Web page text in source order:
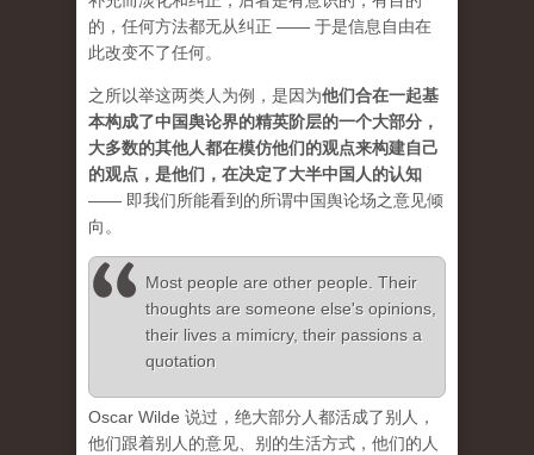
的，任何方法都无从纠正 —— 于是信息自由在
此改变不了任何。
之所以举这两类人为例，是因为他们合在一起基
本构成了中国舆论界的精英阶层的一个大部分，
大多数的其他人都在模仿他们的观点来构建自己
的观点，是他们，在决定了大半中国人的认知
—— 即我们所能看到的所谓中国舆论场之意见倾
向。
Most people are other people. Their
thoughts are someone else's opinions,
their lives a mimicry, their passions a
quotation
Oscar Wilde 说过，绝大部分人都活成了别人，
他们跟着别人的意见、别的生活方式，他们的人